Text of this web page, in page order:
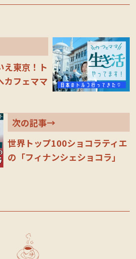
え東京！ト
カフェママ
次の記事→
世界トップ100ショコラティエ
の「フィナンシェショコラ」